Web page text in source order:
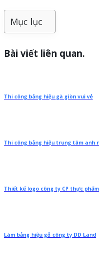
Mục lục
Bài viết liên quan.
Thi công bảng hiệu gà giòn vui vẻ
Thi công bảng hiệu trung tâm anh
Thiết kế logo công ty CP thực
Làm bảng hiệu gỗ công ty DD Land